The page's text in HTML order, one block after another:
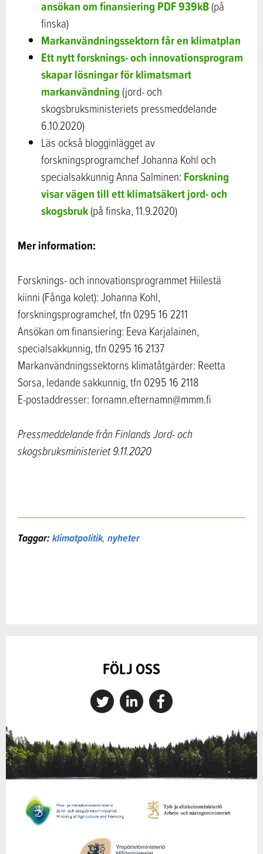
ansökan om finansiering PDF939kB(på
finska)
Markanvändningssektorn får en klimatplan
Ett nytt forsknings- och innovationsprogram
skapar lösningar för klimatsmart
markanvändning (jord- och
skogsbruksministeriets pressmeddelande
6.10.2020)
Läs också blogginlägget av
forskningsprogramchef Johanna Kohl och
specialsakkunnig Anna Salminen: Forskning
visar vägen till ett klimatsäkert jord- och
skogsbruk(på finska, 11.9.2020)
Mer information:
Forsknings- och innovationsprogrammet Hiilestä
kiinni (Fånga kolet): Johanna Kohl,
forskningsprogramchef, tfn 0295 16 2211
Ansökan om finansiering: Eeva Karjalainen,
specialsakkunnig, tfn 0295 16 2137
Markanvändningssektorns klimatåtgärder: Reetta
Sorsa, ledande sakkunnig, tfn 0295 16 2118
E-postaddresser: fornamn.efternamn@mmm.fi
Pressmeddelande från FinlandsJord- och
skogsbruksministeriet9.11.2020
Taggar:klimatpolitik, nyheter
FÖLJ OSS